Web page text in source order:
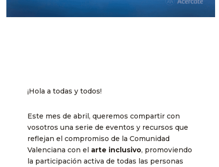
¡Hola a todas y todos!
Este mes de abril, queremos compartir con
vosotros una serie de eventos y recursos que
reflejan el compromiso de la Comunidad
Valenciana con el arte inclusivo, promoviendo
la participación activa de todas las personas